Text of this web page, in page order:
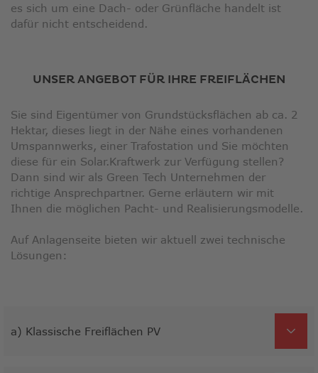
es sich um eine Dach- oder Grünfläche handelt ist
dafür nicht entscheidend.
UNSER ANGEBOT FÜR IHRE FREIFLÄCHEN
Sie sind Eigentümer von Grundstücksflächen ab ca. 2
Hektar, dieses liegt in der Nähe eines vorhandenen
Umspannwerks, einer Trafostation und Sie möchten
diese für ein Solar.Kraftwerk zur Verfügung stellen?
Dann sind wir als Green Tech Unternehmen der
richtige Ansprechpartner. Gerne erläutern wir mit
Ihnen die möglichen Pacht- und Realisierungsmodelle.
Auf Anlagenseite bieten wir aktuell zwei technische
Lösungen:
a) Klassische Freiflächen PV